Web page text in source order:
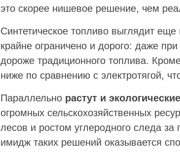
это скорее нишевое решение, чем
Синтетическое топливо выглядит
крайне ограничено и дорого: даже
дороже традиционного топлива.
ниже по сравнению с электротягой,
Параллельно растут и
огромных сельскохозяйственных
лесов и ростом углеродного следа
имидж таких решений оказывается